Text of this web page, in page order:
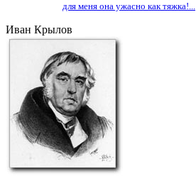
для меня она ужасно как тяжка!...
Иван Крылов